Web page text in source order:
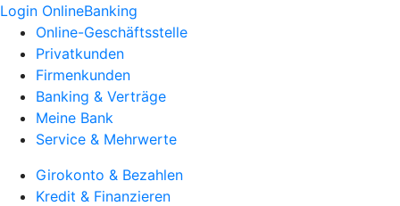
Login OnlineBanking
Online-Geschäftsstelle
Privatkunden
Firmenkunden
Banking & Verträge
Meine Bank
Service & Mehrwerte
Girokonto & Bezahlen
Kredit & Finanzieren